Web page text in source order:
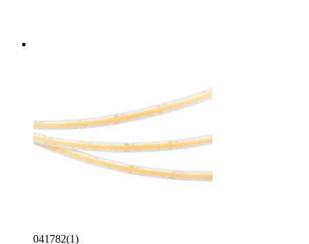
041782(1)